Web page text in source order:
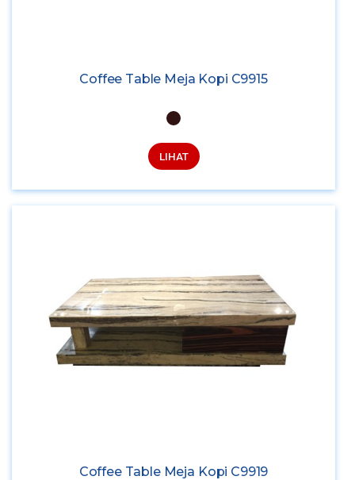
Coffee Table Meja Kopi C9915
LIHAT
Coffee Table Meja Kopi C9919